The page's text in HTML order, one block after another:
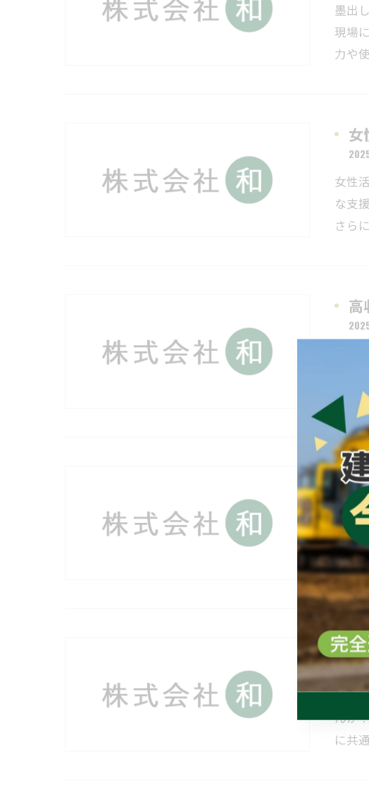
墨出
現場
力や
女
女性
な支
さら
高
神
ま
交通費
墨
建築
は、
確さ
女
神奈
んか
に共